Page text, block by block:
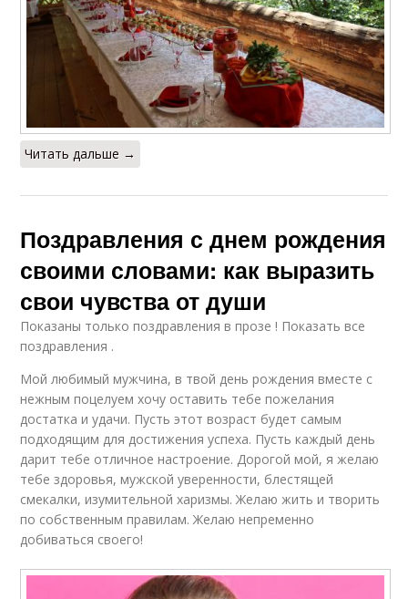
Читать дальше →
Поздравления с днем рождения
своими словами: как выразить
свои чувства от души
Показаны только поздравления в прозе ! Показать все
поздравления .
Мой любимый мужчина, в твой день рождения вместе с
нежным поцелуем хочу оставить тебе пожелания
достатка и удачи. Пусть этот возраст будет самым
подходящим для достижения успеха. Пусть каждый день
дарит тебе отличное настроение. Дорогой мой, я желаю
тебе здоровья, мужской уверенности, блестящей
смекалки, изумительной харизмы. Желаю жить и творить
по собственным правилам. Желаю непременно
добиваться своего!